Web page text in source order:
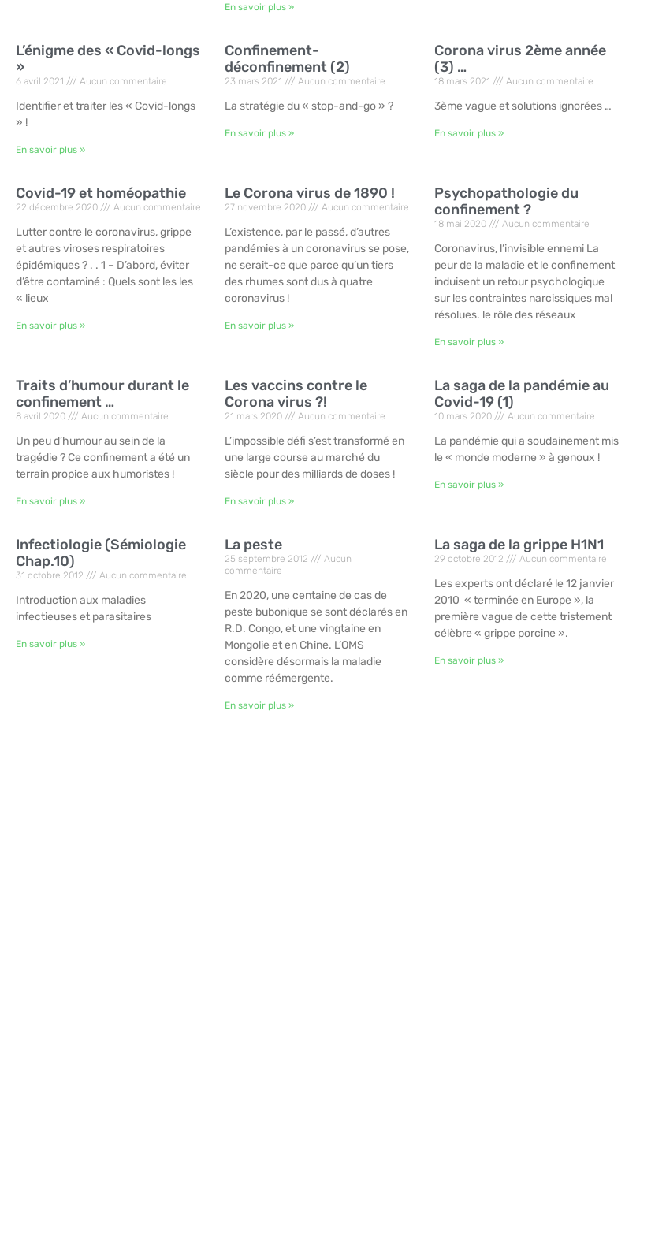
En savoir plus »
L’énigme des « Covid-longs
»
6 avril 2021 Aucun commentaire
Identifier et traiter les « Covid-longs
» !
En savoir plus »
Confinement-
déconfinement (2)
23 mars 2021 Aucun commentaire
La stratégie du « stop-and-go » ?
En savoir plus »
Corona virus 2ème année
(3) …
18 mars 2021 Aucun commentaire
3ème vague et solutions ignorées …
En savoir plus »
Covid-19 et homéopathie
22 décembre 2020 Aucun commentaire
Lutter contre le coronavirus, grippe
et autres viroses respiratoires
épidémiques ? . . 1 – D’abord, éviter
d’être contaminé : Quels sont les les
« lieux
En savoir plus »
Le Corona virus de 1890 !
27 novembre 2020 Aucun commentaire
L’existence, par le passé, d’autres
pandémies à un coronavirus se pose,
ne serait-ce que parce qu’un tiers
des rhumes sont dus à quatre
coronavirus !
En savoir plus »
Psychopathologie du
confinement ?
18 mai 2020 Aucun commentaire
Coronavirus, l’invisible ennemi La
peur de la maladie et le confinement
induisent un retour psychologique
sur les contraintes narcissiques mal
résolues. le rôle des réseaux
En savoir plus »
Traits d’humour durant le
confinement …
8 avril 2020 Aucun commentaire
Un peu d’humour au sein de la
tragédie ? Ce confinement a été un
terrain propice aux humoristes !
En savoir plus »
Les vaccins contre le
Corona virus ?!
21 mars 2020 Aucun commentaire
L’impossible défi s’est transformé en
une large course au marché du
siècle pour des milliards de doses !
En savoir plus »
La saga de la pandémie au
Covid-19 (1)
10 mars 2020 Aucun commentaire
La pandémie qui a soudainement mis
le « monde moderne » à genoux !
En savoir plus »
Infectiologie (Sémiologie
Chap.10)
31 octobre 2012 Aucun commentaire
Introduction aux maladies
infectieuses et parasitaires
En savoir plus »
La peste
25 septembre 2012
Aucun
commentaire
En 2020, une centaine de cas de
peste bubonique se sont déclarés en
R.D. Congo, et une vingtaine en
Mongolie et en Chine. L’OMS
considère désormais la maladie
comme réémergente.
En savoir plus »
La saga de la grippe H1N1
29 octobre 2012 Aucun commentaire
Les experts ont déclaré le 12 janvier
2010 « terminée en Europe », la
première vague de cette tristement
célèbre « grippe porcine ».
En savoir plus »